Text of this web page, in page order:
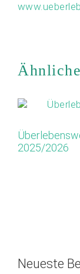
2025/2026
Neueste